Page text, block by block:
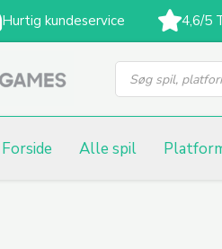
Hurtig kundeservice 4,6/5
Products
search
Forside Alle spil